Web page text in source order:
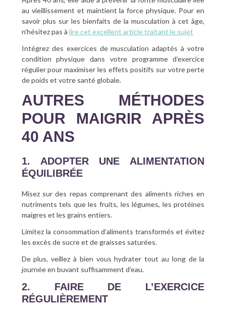
au vieillissement et maintient la force physique. Pour en
savoir plus sur les bienfaits de la musculation à cet âge,
n’hésitez pas à lire cet excellent article traitant le sujet
Intégrez des exercices de musculation adaptés à votre
condition physique dans votre programme d’exercice
régulier pour maximiser les effets positifs sur votre perte
de poids et votre santé globale.
AUTRES MÉTHODES
POUR MAIGRIR APRÈS
40 ANS
1. ADOPTER UNE ALIMENTATION
ÉQUILIBRÉE
Misez sur des repas comprenant des aliments riches en
nutriments tels que les fruits, les légumes, les protéines
maigres et les grains entiers.
Limitez la consommation d’aliments transformés et évitez
les excès de sucre et de graisses saturées.
De plus, veillez à bien vous hydrater tout au long de la
journée en buvant suffisamment d’eau.
2. FAIRE DE L’EXERCICE
RÉGULIÈREMENT